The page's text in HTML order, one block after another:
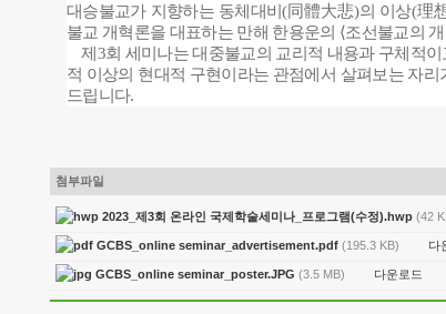
대승불교가 지향하는 동체대비(同體大悲)의 이상(理
불교 개혁론을 대표하는 만해 한용운의 ⟨조선불교의
제 3회 세미나는 대중불교의 교리적 내용과 구체적
적 이상의 현대적 구현이라는 관점에서 살펴보는 자리
드립니다.
첨부파일
2023_제3회 온라인 국제학술세미나_프로그램(수정).hwp (42
GCBS_online seminar_advertisement.pdf (195.3 KB) 다
GCBS_online seminar_poster.JPG (3.5 MB) 다운로드